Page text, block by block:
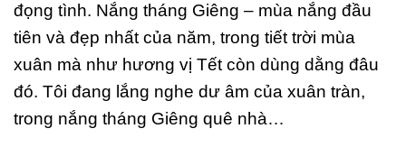
đọng tình. Nắng tháng Giêng – mùa nắng đầu
tiên và đẹp nhất của năm, trong tiết trời mùa
xuân mà như hương vị Tết còn dùng dằng đâu
đó. Tôi đang lắng nghe dư âm của xuân tràn,
trong nắng tháng Giêng quê nhà…